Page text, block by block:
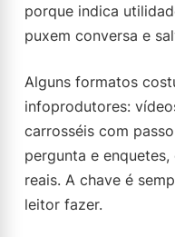
porque indica
puxem conversa e
Alguns formatos
infoprodutores:
carrosséis com
pergunta e
reais. A chave é
leitor fazer.